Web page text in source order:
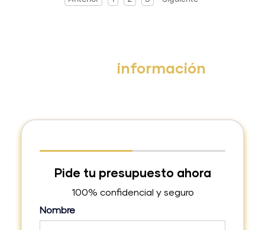
información
Pide tu presupuesto ahora
100% confidencial y seguro
Nombre